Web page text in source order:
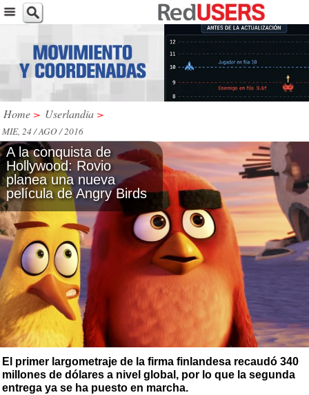
Home > Userlandia >
MIE, 24 / AGO / 2016
A la conquista de
Hollywood: Rovio
planea una nueva
película de Angry Birds
El primer largometraje de la firma finlandesa recaudó 340
millones de dólares a nivel global, por lo que la segunda
entrega ya se ha puesto en marcha.